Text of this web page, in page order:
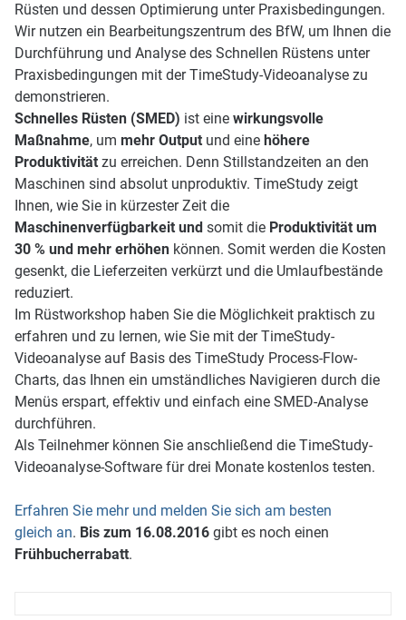
Rüsten und dessen Optimierung unter Praxisbedingungen.
Wir nutzen ein Bearbeitungszentrum des BfW, um Ihnen die
Durchführung und Analyse des Schnellen Rüstens unter
Praxisbedingungen mit der TimeStudy-Videoanalyse zu
demonstrieren.
Schnelles Rüsten (SMED) ist eine wirkungsvolle
Maßnahme, um mehr Outputund eine höhere
Produktivitätzu erreichen. Denn Stillstandzeiten an den
Maschinen sind absolut unproduktiv. TimeStudy zeigt
Ihnen, wie Sie in kürzester Zeit die
Maschinenverfügbarkeit undsomit die Produktivität um
30 % und mehr erhöhenkönnen. Somit werden die Kosten
gesenkt, die Lieferzeiten verkürzt und die Umlaufbestände
reduziert.
Im Rüstworkshop haben Sie die Möglichkeit praktisch zu
erfahren und zu lernen, wie Sie mit der TimeStudy-
Videoanalyse auf Basis des TimeStudy Process-Flow-
Charts, das Ihnen ein umständliches Navigieren durch die
Menüs erspart, effektiv und einfach eine SMED-Analyse
durchführen.
Als Teilnehmer können Sie anschließend die TimeStudy-
Videoanalyse-Software für drei Monate kostenlos testen.
Erfahren Sie mehr und melden Sie sich am besten
gleich an. Bis zum 16.08.2016gibt es noch einen
Frühbucherrabatt.